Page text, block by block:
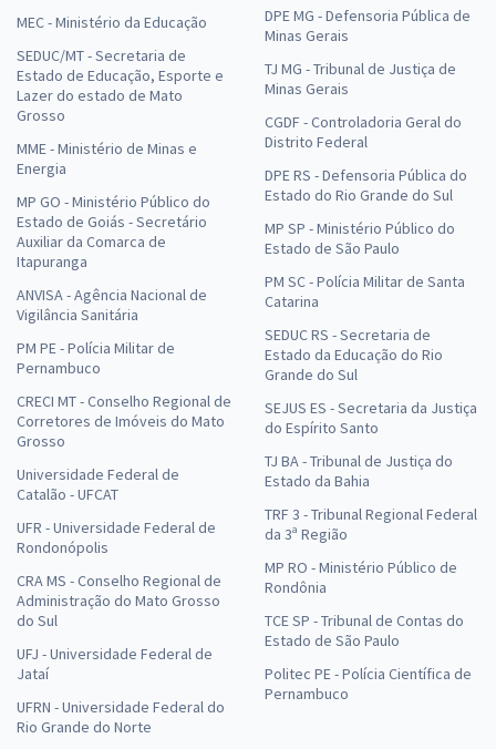
MEC - Ministério da Educação
SEDUC/MT - Secretaria de
Estado de Educação, Esporte e
Lazer do estado de Mato
Grosso
MME - Ministério de Minas e
Energia
MP GO - Ministério Público do
Estado de Goiás - Secretário
Auxiliar da Comarca de
Itapuranga
ANVISA - Agência Nacional de
Vigilância Sanitária
PM PE - Polícia Militar de
Pernambuco
CRECI MT - Conselho Regional de
Corretores de Imóveis do Mato
Grosso
Universidade Federal de
Catalão - UFCAT
UFR - Universidade Federal de
Rondonópolis
CRA MS - Conselho Regional de
Administração do Mato Grosso
do Sul
UFJ - Universidade Federal de
Jataí
UFRN - Universidade Federal do
Rio Grande do Norte
DPE MG - Defensoria Pública de
Minas Gerais
TJ MG - Tribunal de Justiça de
Minas Gerais
CGDF - Controladoria Geral do
Distrito Federal
DPE RS - Defensoria Pública do
Estado do Rio Grande do Sul
MP SP - Ministério Público do
Estado de São Paulo
PM SC - Polícia Militar de Santa
Catarina
SEDUC RS - Secretaria de
Estado da Educação do Rio
Grande do Sul
SEJUS ES - Secretaria da Justiça
do Espírito Santo
TJ BA - Tribunal de Justiça do
Estado da Bahia
TRF 3 - Tribunal Regional Federal
da 3ª Região
MP RO - Ministério Público de
Rondônia
TCE SP - Tribunal de Contas do
Estado de São Paulo
Politec PE - Polícia Científica de
Pernambuco